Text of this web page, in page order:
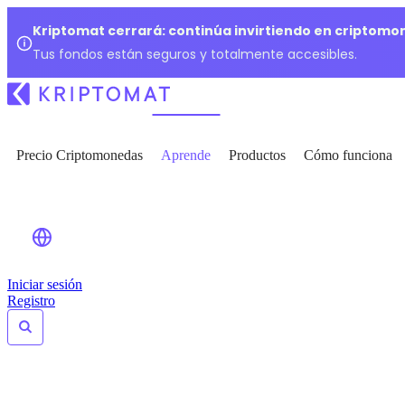
Kriptomat cerrará: continúa invirtiendo en
Tus fondos están seguros y totalmente accesibles.
Precio Criptomonedas Aprende Productos Cómo funciona
Iniciar sesión
Registro